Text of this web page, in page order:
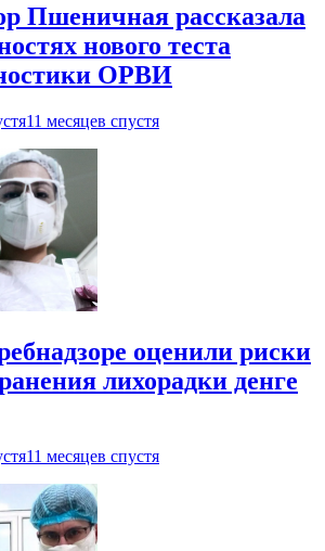
Пшеничная рассказала
нового теста
ОРВИ
11 месяцев спустя
оценили риски
лихорадки денге
11 месяцев спустя